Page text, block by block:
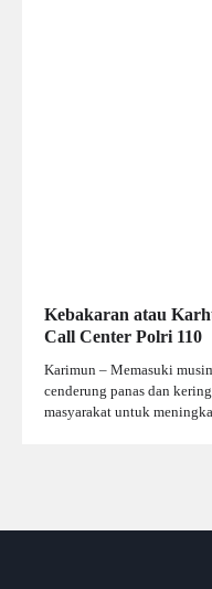
Kebakaran atau
Call Center Polri 110
Karimun – Memasuki
cenderung panas dan
masyarakat untuk